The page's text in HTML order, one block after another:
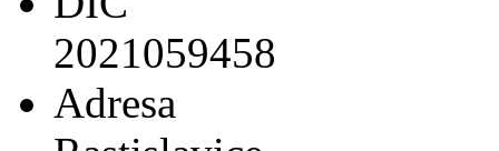
2021059458
Adresa